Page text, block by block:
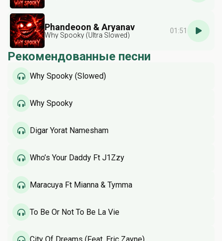
Phandeoon & Aryanav
Why Spooky (Ultra Slowed)
01:51
Рекомендованные песни
Why Spooky (Slowed)
Why Spooky
Digar Yorat Namesham
Who’s Your Daddy Ft J1Zzy
Maracuya Ft Mianna & Tymma
To Be Or Not To Be La Vie
City Of Dreams (Feat. Eric Zayne)